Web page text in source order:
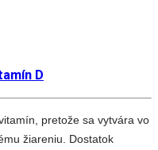
D
pretože sa vytvára vo
žiareniu. Dostatok